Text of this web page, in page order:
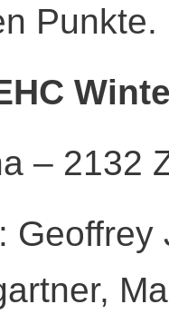
Punkte.
– 2132